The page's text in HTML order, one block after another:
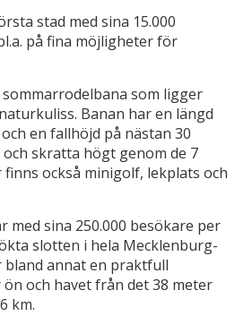
stad med sina 15.000
på fina möjligheter för
som ligger
Banan har en längd
en fallhöjd på nästan 30
skratta högt genom de 7
också minigolf, lekplats och
med sina 250.000 besökare per
slotten i hela Mecklenburg-
bland annat en praktfull
och havet från det 38 meter
km.